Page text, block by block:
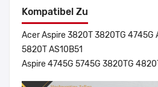
Kompatibel Zu
Acer Aspire 3820T 3820TG 4745G
5820T AS10B51
Aspire 4745G 5745G 3820TG